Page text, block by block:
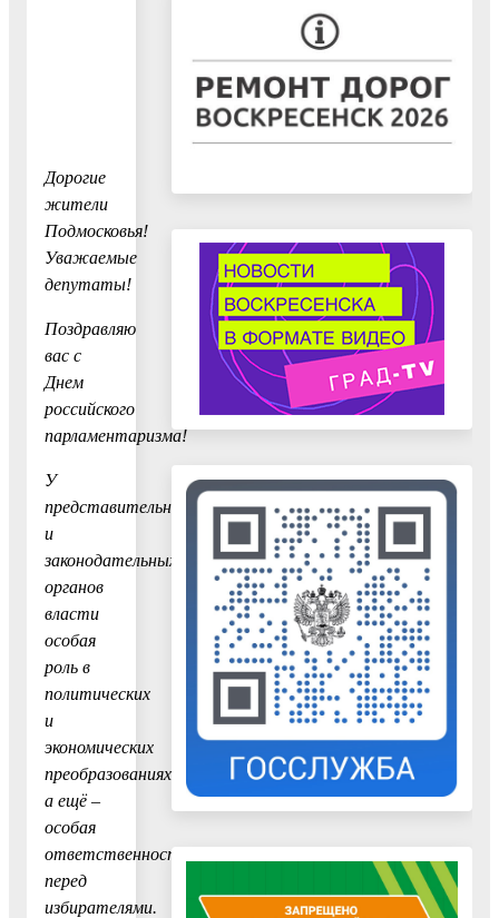
Дорогие
жители
Подмосковья!
Уважаемые
депутаты!
Поздравляю
вас с
Днем
российского
парламентаризма!
У
представительных
и
законодательных
органов
власти
особая
роль в
политических
и
экономических
преобразованиях,
а ещё –
особая
ответственность
перед
избирателями.